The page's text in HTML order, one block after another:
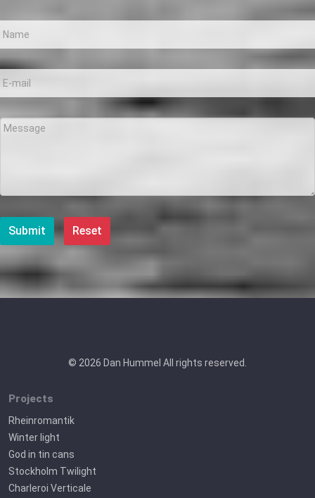
Submit Reset
© 2026 Dan Hummel All rights reserved.
Projects
Rheinromantik
Winter light
God in tin cans
Stockholm Twilight
Charleroi Verticale